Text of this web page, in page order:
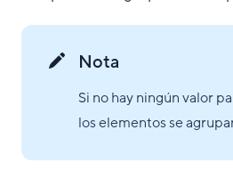
Nota
Si no hay ningún valor
los elementos se